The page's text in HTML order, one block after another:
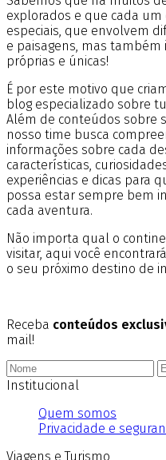
explorados e que cada
especiais, que envolvem
e paisagens, mas
próprias e únicas!
É por este motivo que
blog especializado sobre
Além de conteúdos sobre
nosso time busca
informações sobre cada
características,
experiências e dicas para
possa estar sempre bem
cada aventura.
Não importa qual o
visitar, aqui você
o seu próximo destino de
Receba conteúdos
mail!
Institucional
Quem somos
Privacidade e
Viagens e Turismo